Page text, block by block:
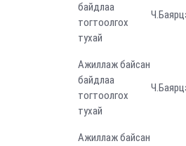
байдлаа
тогтоолгох
тухай
Ажиллаж байсан
байдлаа
тогтоолгох
тухай
Ажиллаж байсан